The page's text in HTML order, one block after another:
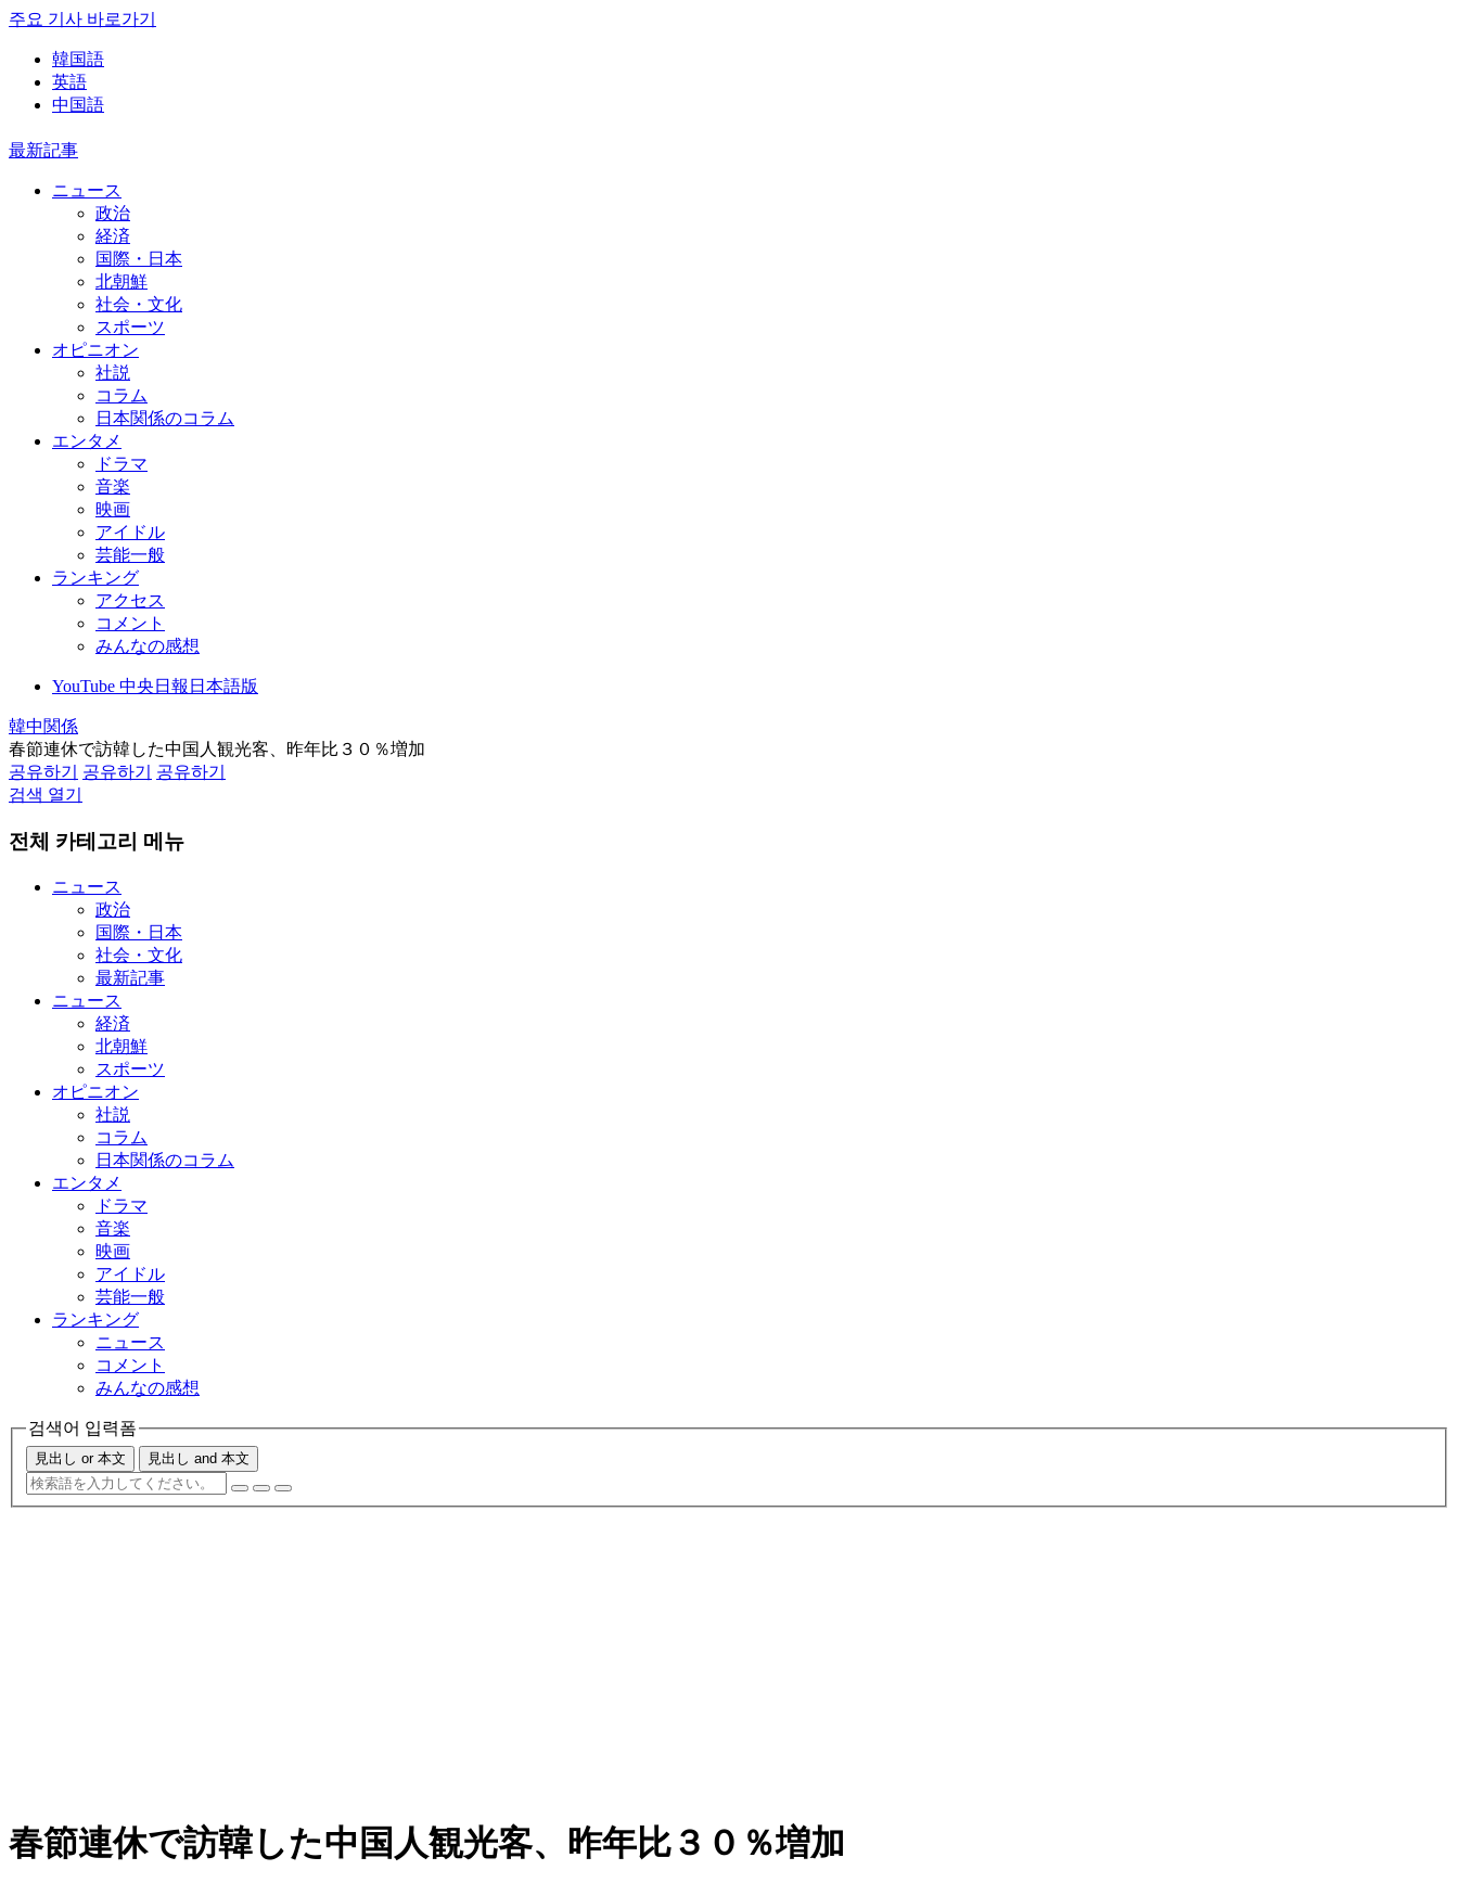
주요 기사 바로가기
韓国語
英語
中国語
最新記事
ニュース
政治
経済
国際・日本
北朝鮮
社会・文化
スポーツ
オピニオン
社説
コラム
日本関係のコラム
エンタメ
ドラマ
音楽
映画
アイドル
芸能一般
ランキング
アクセス
コメント
みんなの感想
YouTube 中央日報日本語版
韓中関係
春節連休で訪韓した中国人観光客、昨年比３０％増加
공유하기
공유하기
공유하기
검색 열기
전체 카테고리 메뉴
ニュース
政治
国際・日本
社会・文化
最新記事
ニュース
経済
北朝鮮
スポーツ
オピニオン
社説
コラム
日本関係のコラム
エンタメ
ドラマ
音楽
映画
アイドル
芸能一般
ランキング
ニュース
コメント
みんなの感想
검색어 입력폼
見出し or 本文 見出し and 本文
春節連休で訪韓した中国人観光客、昨年比３０％増加